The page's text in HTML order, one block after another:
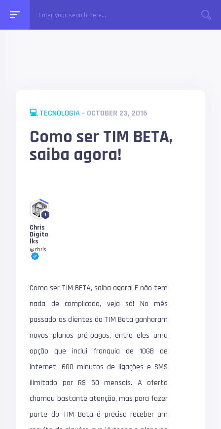
💻 TECNOLOGIA - OCTOBER 23, 2016
Como ser TIM BETA,
saiba agora!
1
Chris
Digita
lks
@chris
Como ser TIM BETA, saiba agora! E não tem
nada de complicado, veja só! No mês
passado os clientes do TIM Beta ganharam
novos planos pré-pagos, entre eles uma
opção que inclui franquia de 10GB de
internet, 600 minutos de ligações e SMS
ilimitado por R$ 50 mensais. A oferta
chamou bastante atenção, mas para fazer
parte do TIM Beta é preciso receber um